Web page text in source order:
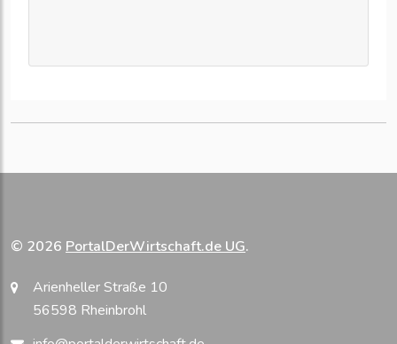
© 2026 PortalDerWirtschaft.de UG.
Arienheller Straße 10
56598 Rheinbrohl